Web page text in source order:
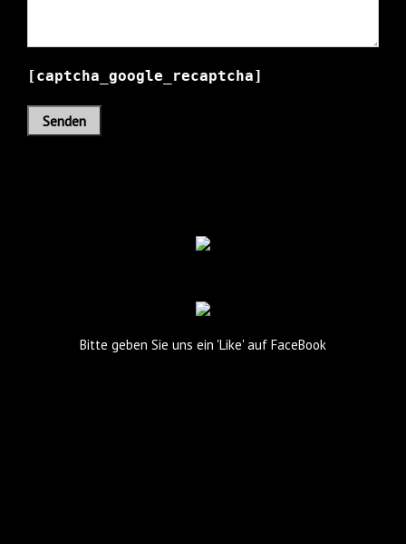
[captcha_google_recaptcha]
Bitte geben Sie uns ein 'Like' auf FaceBook